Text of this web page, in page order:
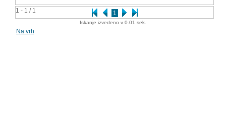
1 - 1 / 1 1
Iskanje izvedeno v 0.01 sek.
Na vrh